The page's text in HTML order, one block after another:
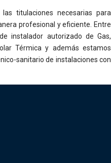
titulaciones necesarias para
profesional y eficiente. Entre
instalador autorizado de Gas,
Térmica y además estamos
sanitario de instalaciones con